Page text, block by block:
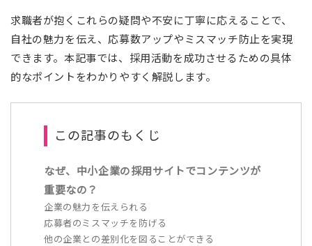
求職者が抱くこれらの疑問や不安に丁寧に応えることで、
自社の魅力を伝え、応募数アップやミスマッチ防止を実現
できます。本記事では、採用活動を成功させるための具体
的なポイントをわかりやすく解説します。
この記事のもくじ
なぜ、中小企業の採用サイトでコンテンツが
重要なの？
企業の魅力を伝えられる
応募者のミスマッチを防げる
他の企業との差別化を図ることができる